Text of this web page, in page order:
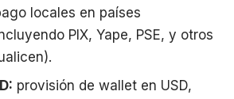
locales en países
PIX, Yape, PSE, y otros
provisión de wallet en USD,